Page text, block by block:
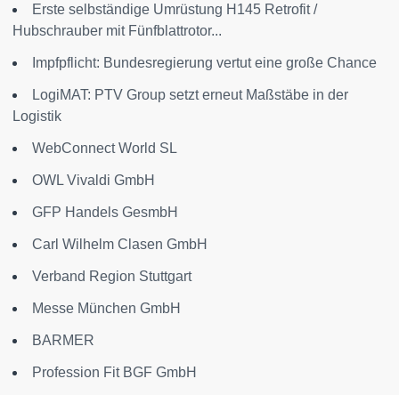
Erste selbständige Umrüstung H145 Retrofit /
Hubschrauber mit Fünfblattrotor...
Impfpflicht: Bundesregierung vertut eine große Chance
LogiMAT: PTV Group setzt erneut Maßstäbe in der
Logistik
WebConnect World SL
OWL Vivaldi GmbH
GFP Handels GesmbH
Carl Wilhelm Clasen GmbH
Verband Region Stuttgart
Messe München GmbH
BARMER
Profession Fit BGF GmbH